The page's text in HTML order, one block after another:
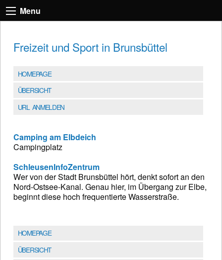
Menu
Freizeit und Sport in Brunsbüttel
HOMEPAGE
ÜBERSICHT
URL ANMELDEN
Camping am Elbdeich
Campingplatz
SchleusenInfoZentrum
Wer von der Stadt Brunsbüttel hört, denkt sofort an den
Nord-Ostsee-Kanal. Genau hier, im Übergang zur Elbe,
beginnt diese hoch frequentierte Wasserstraße.
HOMEPAGE
ÜBERSICHT